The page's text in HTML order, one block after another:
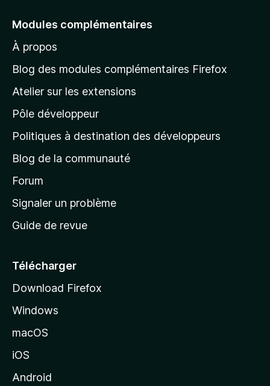
e
à
l
p
a
g
d
a
c
e
l
d
o
z
Modules complémentaires
À propos
Blog des modules complémentaires Firefox
Atelier sur les extensions
Pôle développeur
Politiques à destination des développeurs
Blog de la communauté
Forum
Signaler un problème
Guide de revue
Télécharger
Download Firefox
Windows
macOS
iOS
Android